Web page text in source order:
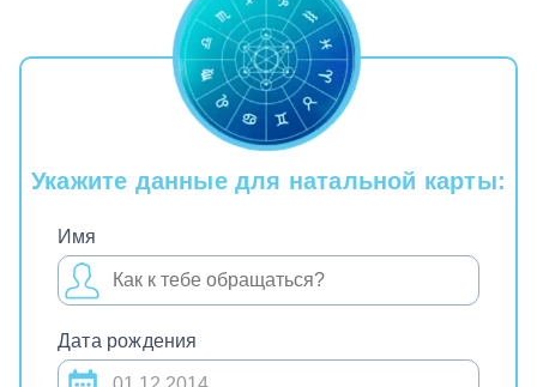
Укажите данные для натальной карты:
Имя
Дата рождения